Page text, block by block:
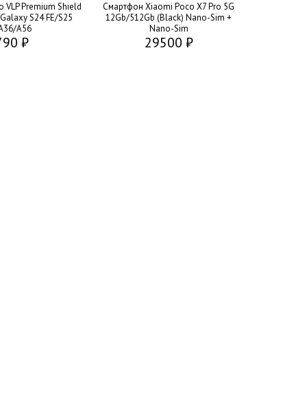
VLP Premium Shield
S24 FE/S25
A56
₽
Смартфон Xiaomi Poco X7 Pro 5G
12Gb/512Gb (Black) Nano-Sim +
Nano-Sim
29500 ₽